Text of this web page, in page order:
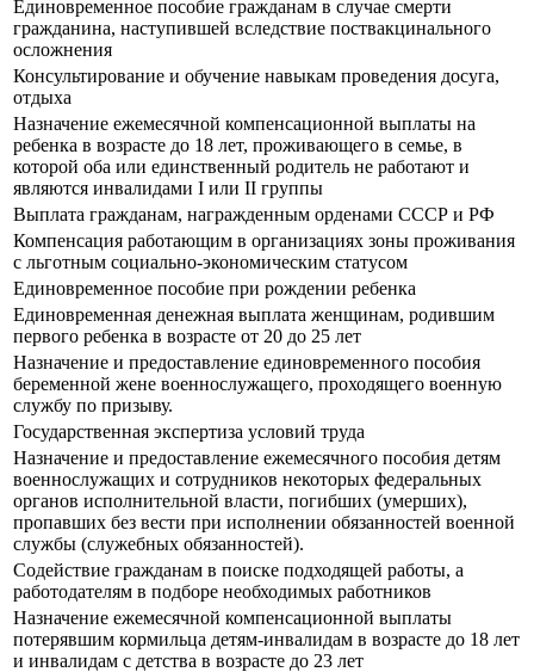
Единовременное пособие гражданам в случае смерти
гражданина, наступившей вследствие поствакцинального
осложнения
Консультирование и обучение навыкам проведения досуга,
отдыха
Назначение ежемесячной компенсационной выплаты на
ребенка в возрасте до 18 лет, проживающего в семье, в
которой оба или единственный родитель не работают и
являются инвалидами I или II группы
Выплата гражданам, награжденным орденами СССР и РФ
Компенсация работающим в организациях зоны проживания
с льготным социально-экономическим статусом
Единовременное пособие при рождении ребенка
Единовременная денежная выплата женщинам, родившим
первого ребенка в возрасте от 20 до 25 лет
Назначение и предоставление единовременного пособия
беременной жене военнослужащего, проходящего военную
службу по призыву.
Государственная экспертиза условий труда
Назначение и предоставление ежемесячного пособия детям
военнослужащих и сотрудников некоторых федеральных
органов исполнительной власти, погибших (умерших),
пропавших без вести при исполнении обязанностей военной
службы (служебных обязанностей).
Содействие гражданам в поиске подходящей работы, а
работодателям в подборе необходимых работников
Назначение ежемесячной компенсационной выплаты
потерявшим кормильца детям-инвалидам в возрасте до 18 лет
и инвалидам с детства в возрасте до 23 лет